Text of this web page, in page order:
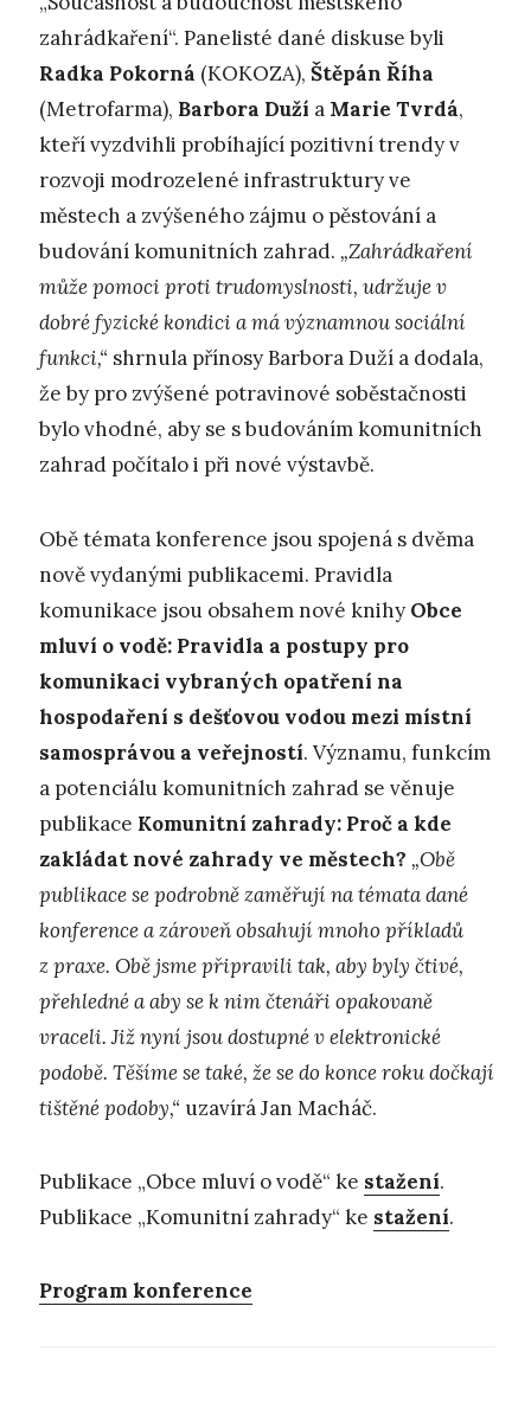
zahrádkaření“. Panelisté dané diskuse byli
Radka Pokorná (KOKOZA), Štěpán Říha
(Metrofarma), Barbora Duží a Marie Tvrdá,
kteří vyzdvihli probíhající pozitivní trendy v
rozvoji modrozelené infrastruktury ve
městech a zvýšeného zájmu o pěstování a
budování komunitních zahrad. „Zahrádkaření
může pomoci proti trudomyslnosti, udržuje v
dobré fyzické kondici a má významnou sociální
funkci,“ shrnula přínosy Barbora Duží a dodala,
že by pro zvýšené potravinové soběstačnosti
bylo vhodné, aby se s budováním komunitních
zahrad počítalo i při nové výstavbě.
Obě témata konference jsou spojená s dvěma
nově vydanými publikacemi. Pravidla
komunikace jsou obsahem nové knihy Obce
mluví o vodě: Pravidla a postupy pro
komunikaci vybraných opatření na
hospodaření s dešťovou vodou mezi místní
samosprávou a veřejností. Významu, funkcím
a potenciálu komunitních zahrad se věnuje
publikace Komunitní zahrady: Proč a kde
zakládat nové zahrady ve městech? „Obě
publikace se podrobně zaměřují na témata dané
konference a zároveň obsahují mnoho příkladů
z praxe. Obě jsme připravili tak, aby byly čtivé,
přehledné a aby se k nim čtenáři opakovaně
vraceli. Již nyní jsou dostupné v elektronické
podobě. Těšíme se také, že se do konce roku dočkají
tištěné podoby,“ uzavírá Jan Macháč.
Publikace „Obce mluví o vodě“ ke stažení.
Publikace „Komunitní zahrady“ ke stažení.
Program konference